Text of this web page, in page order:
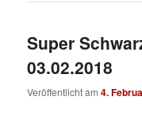
Super
03.02.2018
Veröffentlicht am4.